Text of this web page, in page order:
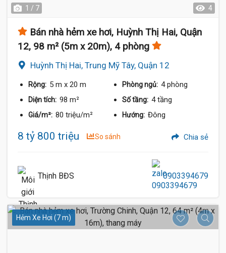
1 / 7 4
Bán nhà hẻm xe hơi, Huỳnh Thị Hai, Quận
12, 98 m² (5m x 20m), 4 phòng
Huỳnh Thị Hai, Trung Mỹ Tây, Quận 12
Rộng: 5 m x 20 m Phòng ngủ: 4 phòng
Diện tích: 98 m² Số tầng: 4 tầng
Giá/m²: 80 triệu/m² Hướng: Đông
8 tỷ 800 triệu So sánh Chia sẻ
Thịnh BĐS 0903394679
Hẻm Xe Hơi (7 m)